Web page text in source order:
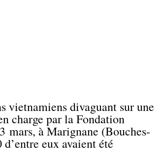
vietnamiens divaguant sur une
charge par la Fondation
à Marignane (Bouches-
eux avaient été